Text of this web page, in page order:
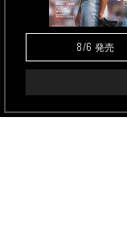
8/6 発売